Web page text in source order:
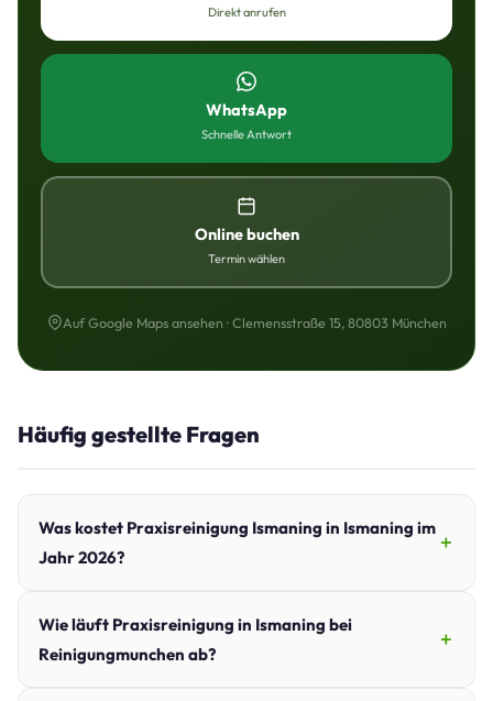
Direkt anrufen
WhatsApp
Schnelle Antwort
Online buchen
Termin wählen
Auf Google Maps ansehen · Clemensstraße 15, 80803 München
Häufig gestellte Fragen
Was kostet Praxisreinigung Ismaning in Ismaning im
Jahr 2026?
Wie läuft Praxisreinigung in Ismaning bei
Reinigungmunchen ab?